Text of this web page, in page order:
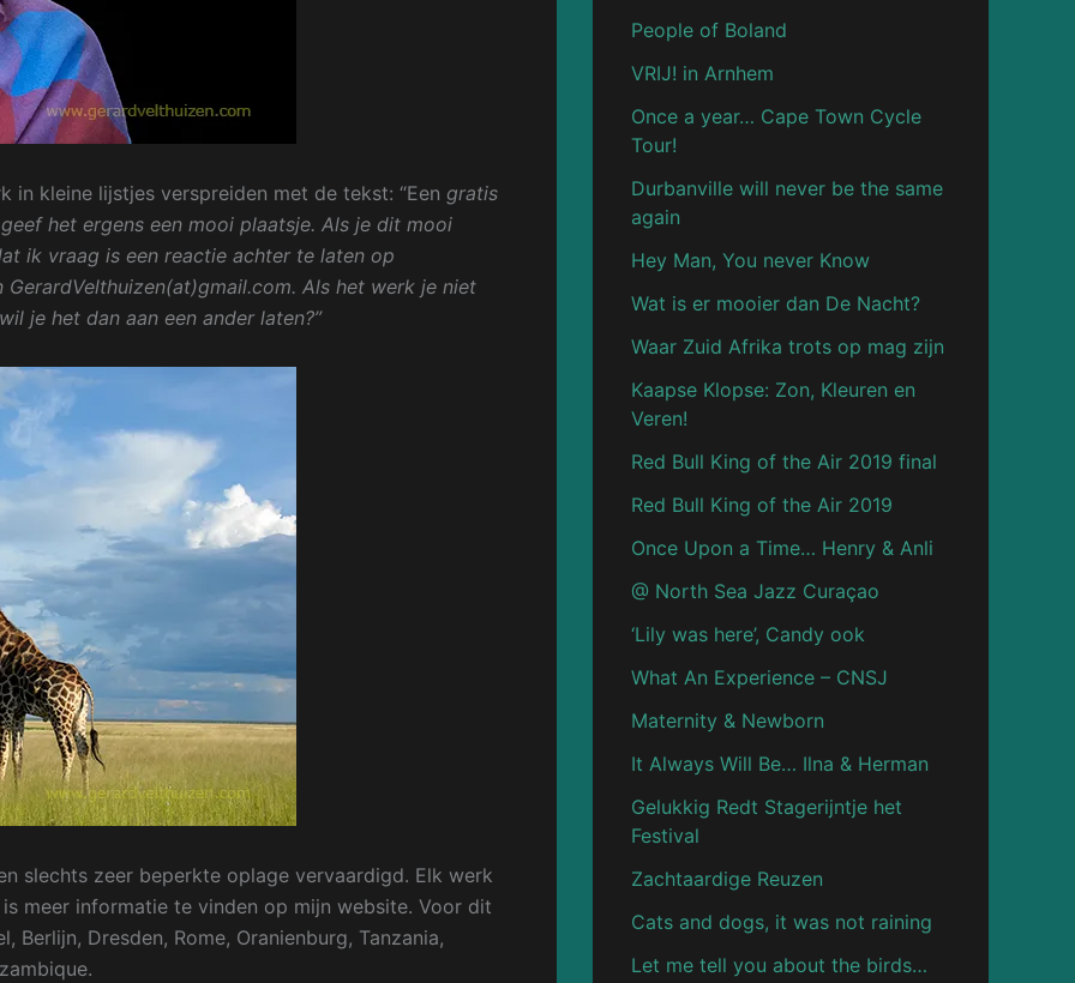
kleine lijstjes verspreiden met de tekst: “Een gratis
het ergens een mooi plaatsje. Als je dit mooi
ik vraag is een reactie achter te laten op
Als het werk je niet
je het dan aan een ander laten?”
slechts zeer beperkte oplage vervaardigd. Elk werk
meer informatie te vinden op mijn website. Voor dit
Dresden, Rome, Oranienburg, Tanzania,
People of Boland
VRIJ! in Arnhem
Once a year… Cape Town Cycle
Tour!
Durbanville will never be the same
again
Hey Man, You never Know
Wat is er mooier dan De Nacht?
Waar Zuid Afrika trots op mag zijn
Kaapse Klopse: Zon, Kleuren en
Veren!
Red Bull King of the Air 2019 final
Red Bull King of the Air 2019
Once Upon a Time… Henry & Anli
@ North Sea Jazz Curaçao
‘Lily was here’, Candy ook
What An Experience – CNSJ
Maternity & Newborn
It Always Will Be… Ilna & Herman
Gelukkig Redt Stagerijntje het
Festival
Zachtaardige Reuzen
Cats and dogs, it was not raining
Let me tell you about the birds…